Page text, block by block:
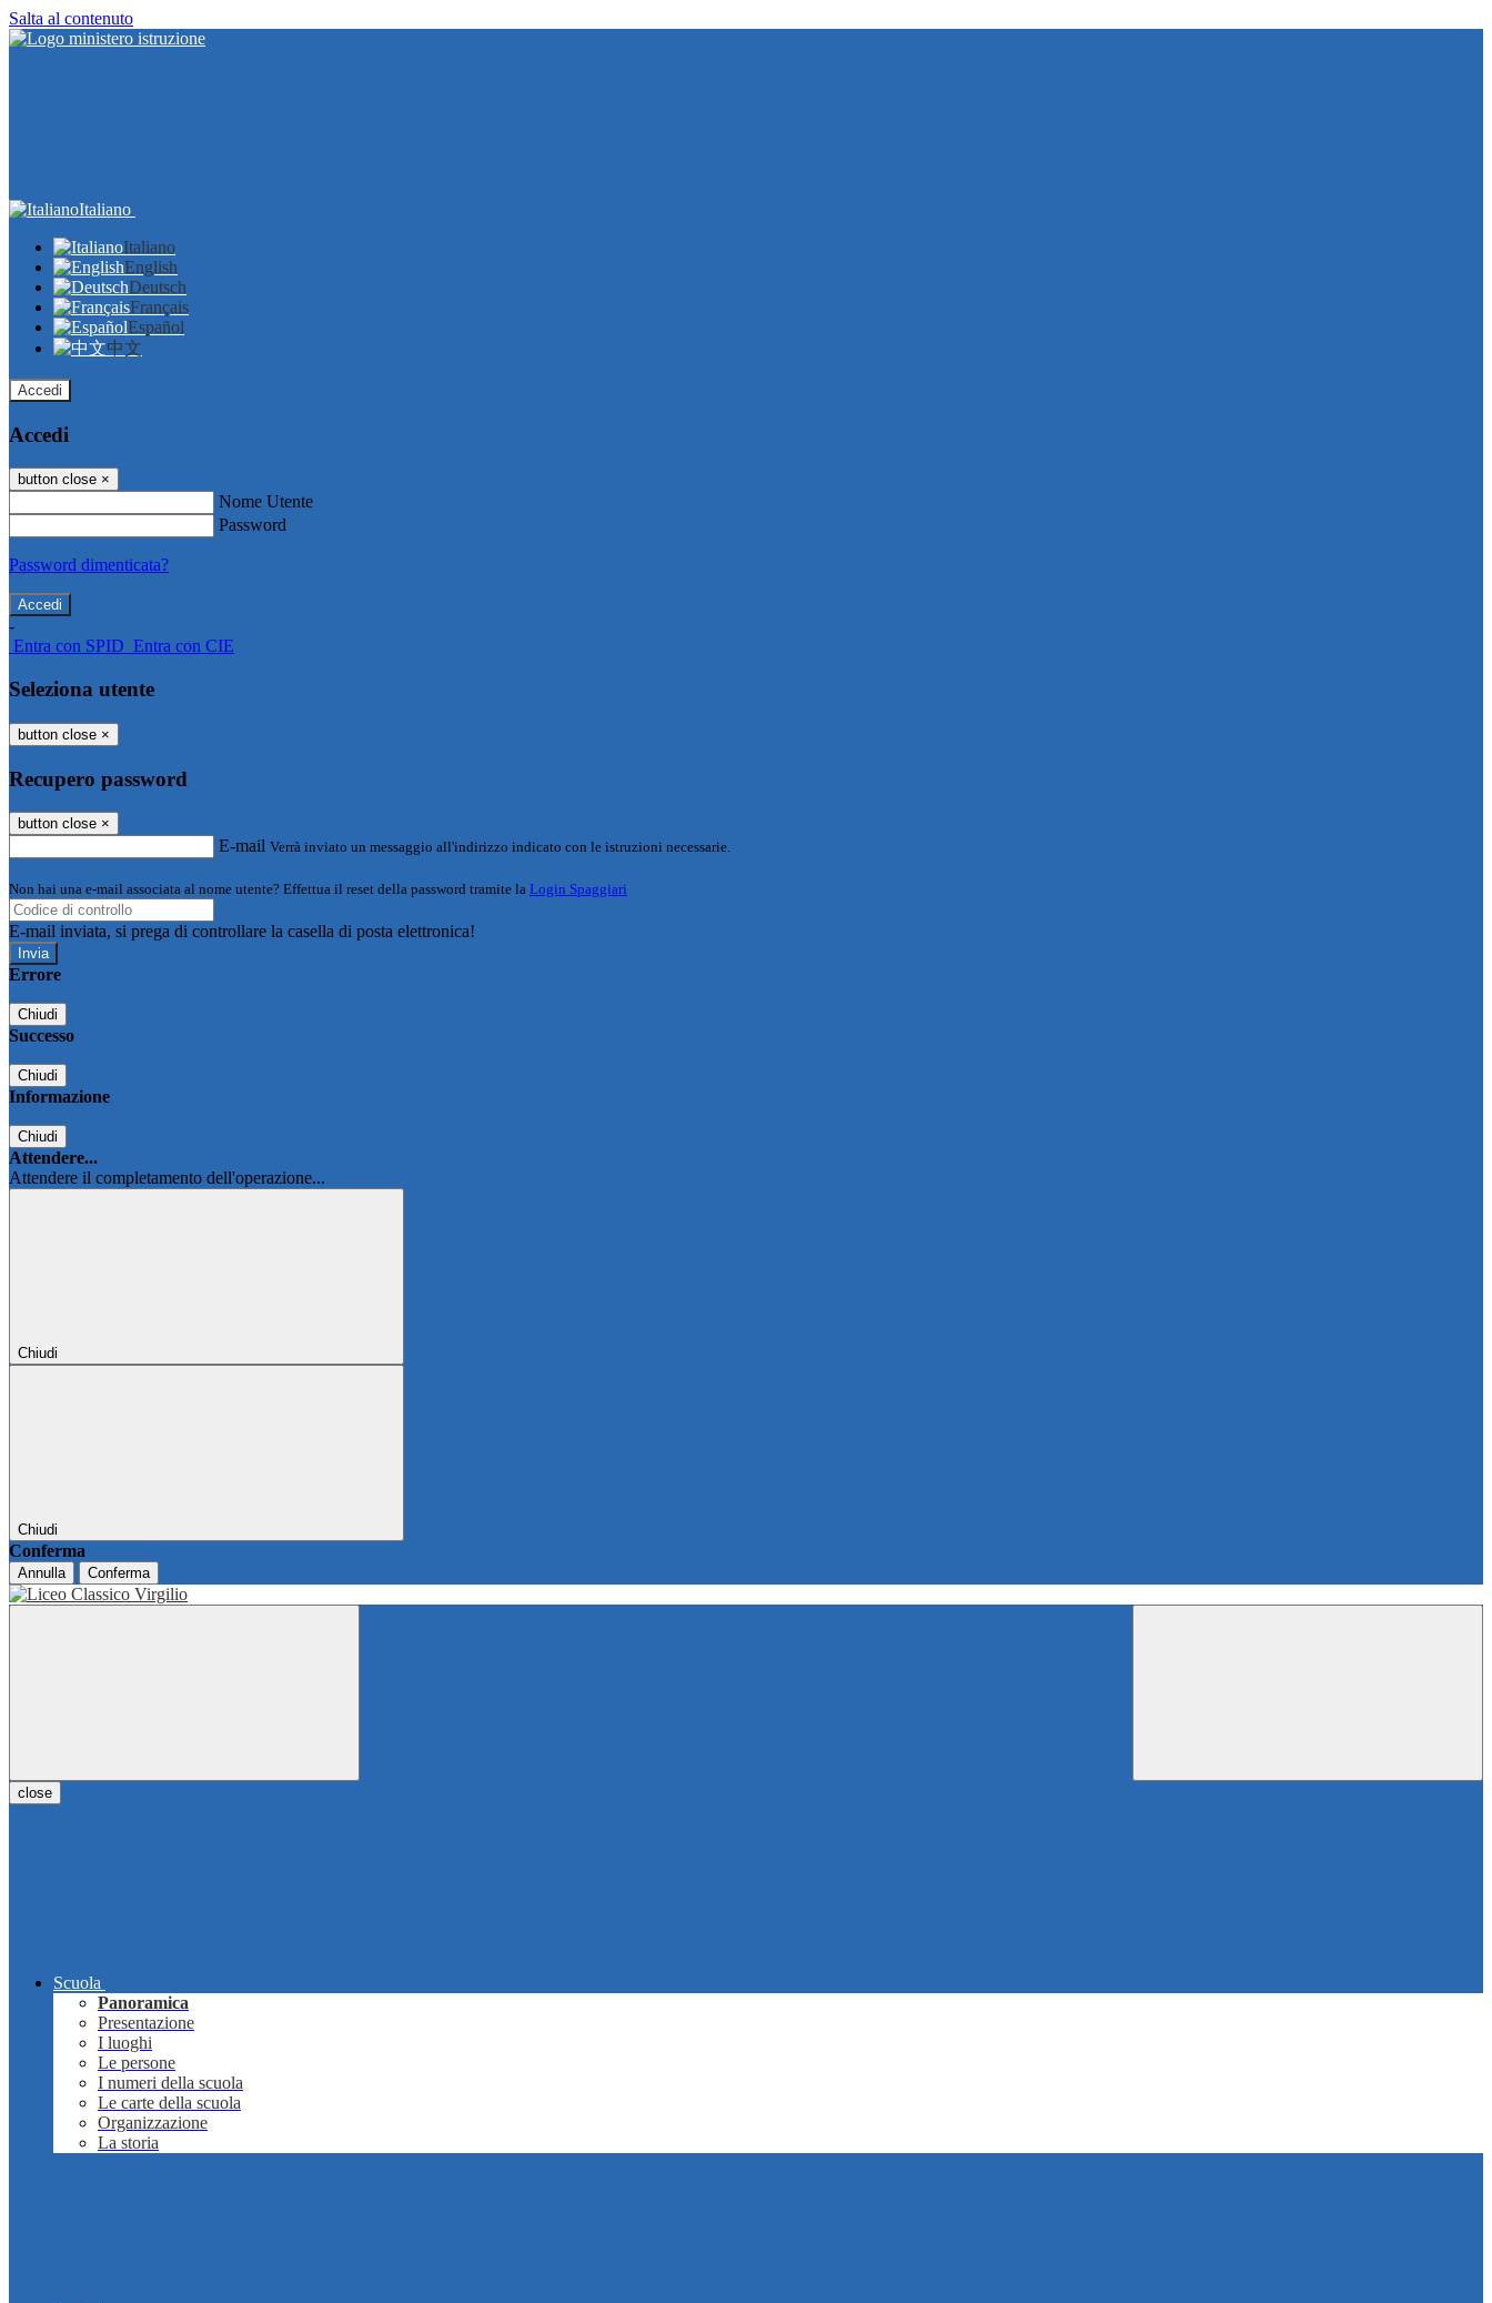
Salta al contenuto
Italiano
Italiano
English
Deutsch
Français
Español
中文
Accedi
Accedi
button close ×
Nome Utente
Password
Password dimenticata?
-
Entra con SPID Entra con CIE
Seleziona utente
button close ×
Recupero password
button close ×
E-mail Verrà inviato un messaggio all'indirizzo indicato con le istruzioni necessarie.
Non hai una e-mail associata al nome utente? Effettua il reset della password tramite la Login Spaggiari
E-mail inviata, si prega di controllare la casella di posta elettronica!
Errore
Chiudi
Successo
Chiudi
Informazione
Chiudi
Attendere...
Attendere il completamento dell'operazione...
Chiudi
Chiudi
Conferma
Annulla Conferma
close
Scuola
Panoramica
Presentazione
I luoghi
Le persone
I numeri della scuola
Le carte della scuola
Organizzazione
La storia